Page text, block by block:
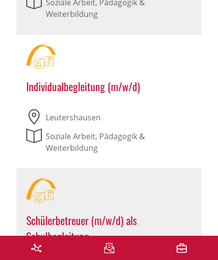
Soziale Arbeit, Pädagogik &
Weiterbildung
Individualbegleitung (m/w/d)
Leutershausen
Soziale Arbeit, Pädagogik &
Weiterbildung
Schülerbetreuer (m/w/d) als
Schulbegleitung